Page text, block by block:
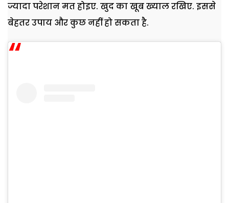
ज्यादा परेशान मत होइए. खुद का खूब ख्याल रखिए. इससे
बेहतर उपाय और कुछ नहीं हो सकता है.